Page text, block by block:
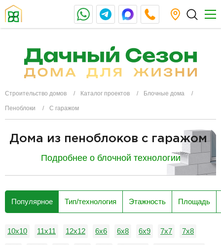
Строительство домов Каталог проектов Блочные дома
Пеноблоки С гаражом
Дома из пеноблоков с гаражом
Подробнее о блочной технологии
Популярное Тип/технология Этажность Площадь
10х10 11х11 12х12 6х6 6х8 6х9 7х7 7х8